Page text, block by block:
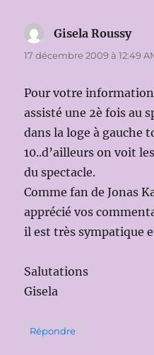
Gisela Roussydit :
17 décembre 2009 à 12:49
Pour votre
assisté une 2è fois au
dans la loge à gauche
10..d’ailleurs on voit
du spectacle.
Comme fan de Jonas
apprécié vos
il est très sympatique
Salutations
Gisela
Répondre